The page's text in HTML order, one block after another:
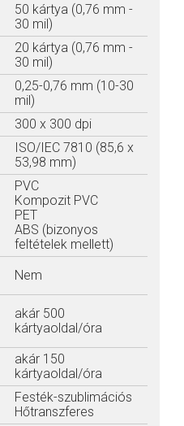
50 kártya (0,76 mm -
30 mil)
20 kártya (0,76 mm -
30 mil)
0,25-0,76 mm (10-30
mil)
300 x 300 dpi
ISO/IEC 7810 (85,6 x
53,98 mm)
PVC
Kompozit PVC
PET
ABS (bizonyos
feltételek mellett)
Nem
akár 500
kártyaoldal/óra
akár 150
kártyaoldal/óra
Festék-szublimációs
Hőtranszferes